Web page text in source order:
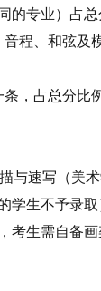
的专业）占总
音程、和弦及
，占总分比例
与速写（美
学生不予录
考生需自备画